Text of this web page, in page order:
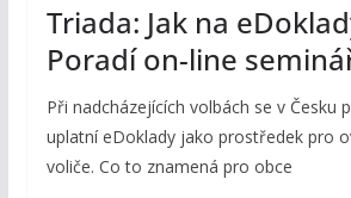
Triada: Jak na
Poradí on-line
Při nadcházejících volbách se v Česku
uplatní eDoklady jako prostředek pro
voliče. Co to znamená pro obce